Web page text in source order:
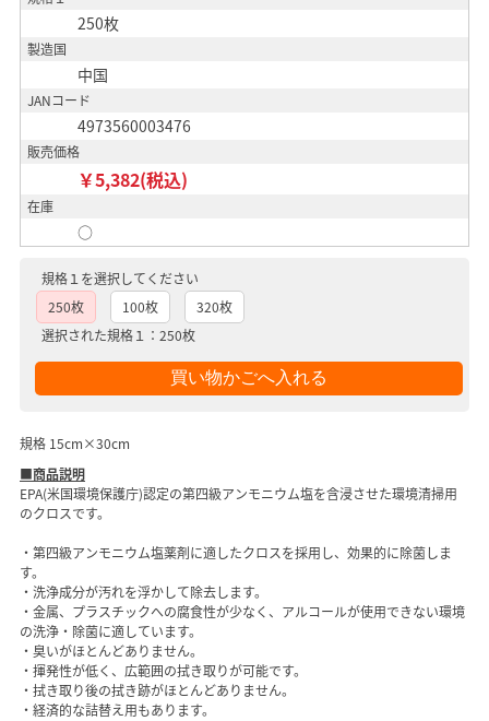
250枚
製造国
中国
JANコード
4973560003476
販売価格
￥5,382(税込)
在庫
○
規格１を選択してください
250枚
100枚
320枚
選択された規格１：250枚
規格 15cm×30cm
■商品説明
EPA(米国環境保護庁)認定の第四級アンモニウム塩を含浸させた環境清掃用
のクロスです。
・第四級アンモニウム塩薬剤に適したクロスを採用し、効果的に除菌しま
す。
・洗浄成分が汚れを浮かして除去します。
・金属、プラスチックへの腐食性が少なく、アルコールが使用できない環境
の洗浄・除菌に適しています。
・臭いがほとんどありません。
・揮発性が低く、広範囲の拭き取りが可能です。
・拭き取り後の拭き跡がほとんどありません。
・経済的な詰替え用もあります。